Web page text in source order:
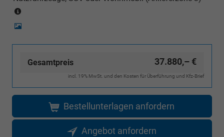
(Ausgenommen
Gesamtpreis 37.880,– €
incl. 19% MwSt. und den Kosten für Überführung und Kfz-Brief
Bestellunterlagen anfordern
Angebot anfordern